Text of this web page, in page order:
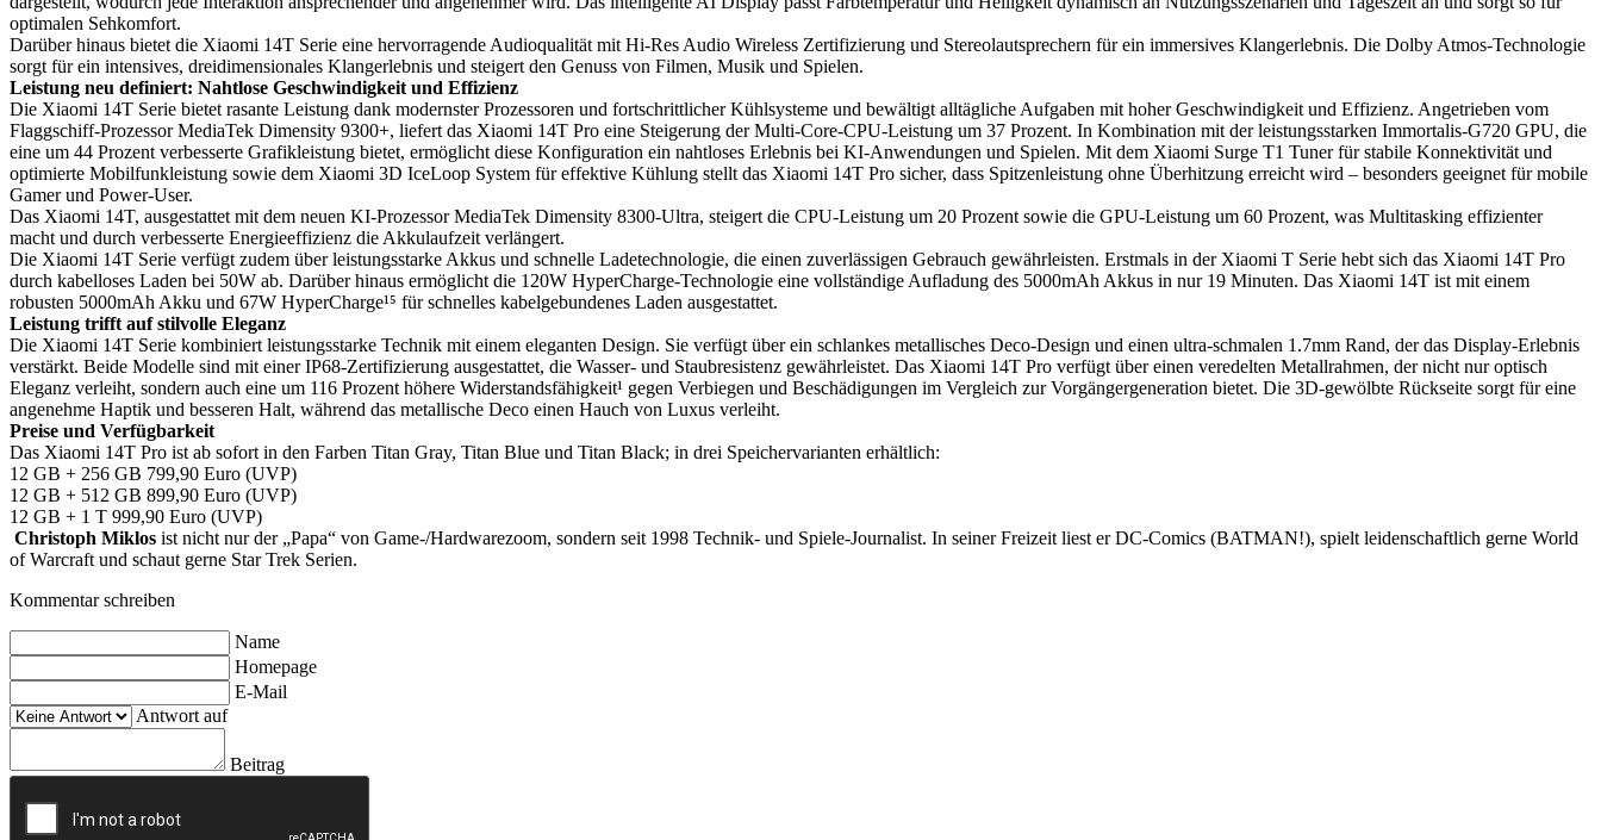
optimalen Sehkomfort.
Darüber hinaus bietet die Xiaomi 14T Serie eine hervorragende Audioqualität mit Hi-Res Audio Wireless Zertifizierung und Stereolautsprechern für ein immersives Klangerlebnis. Die Dolby Atmos-Technologie
sorgt für ein intensives, dreidimensionales Klangerlebnis und steigert den Genuss von Filmen, Musik und Spielen.
Leistung neu definiert: Nahtlose Geschwindigkeit und Effizienz
Die Xiaomi 14T Serie bietet rasante Leistung dank modernster Prozessoren und fortschrittlicher Kühlsysteme und bewältigt alltägliche Aufgaben mit hoher Geschwindigkeit und Effizienz. Angetrieben vom
Flaggschiff-Prozessor MediaTek Dimensity 9300+, liefert das Xiaomi 14T Pro eine Steigerung der Multi-Core-CPU-Leistung um 37 Prozent. In Kombination mit der leistungsstarken Immortalis-G720 GPU, die
eine um 44 Prozent verbesserte Grafikleistung bietet, ermöglicht diese Konfiguration ein nahtloses Erlebnis bei KI-Anwendungen und Spielen. Mit dem Xiaomi Surge T1 Tuner für stabile Konnektivität und
optimierte Mobilfunkleistung sowie dem Xiaomi 3D IceLoop System für effektive Kühlung stellt das Xiaomi 14T Pro sicher, dass Spitzenleistung ohne Überhitzung erreicht wird – besonders geeignet für mobile
Gamer und Power-User.
Das Xiaomi 14T, ausgestattet mit dem neuen KI-Prozessor MediaTek Dimensity 8300-Ultra, steigert die CPU-Leistung um 20 Prozent sowie die GPU-Leistung um 60 Prozent, was Multitasking effizienter
macht und durch verbesserte Energieeffizienz die Akkulaufzeit verlängert.
Die Xiaomi 14T Serie verfügt zudem über leistungsstarke Akkus und schnelle Ladetechnologie, die einen zuverlässigen Gebrauch gewährleisten. Erstmals in der Xiaomi T Serie hebt sich das Xiaomi 14T Pro
durch kabelloses Laden bei 50W ab. Darüber hinaus ermöglicht die 120W HyperCharge-Technologie eine vollständige Aufladung des 5000mAh Akkus in nur 19 Minuten. Das Xiaomi 14T ist mit einem
robusten 5000mAh Akku und 67W HyperCharge¹⁵ für schnelles kabelgebundenes Laden ausgestattet.
Leistung trifft auf stilvolle Eleganz
Die Xiaomi 14T Serie kombiniert leistungsstarke Technik mit einem eleganten Design. Sie verfügt über ein schlankes metallisches Deco-Design und einen ultra-schmalen 1.7mm Rand, der das Display-Erlebnis
verstärkt. Beide Modelle sind mit einer IP68-Zertifizierung ausgestattet, die Wasser- und Staubresistenz gewährleistet. Das Xiaomi 14T Pro verfügt über einen veredelten Metallrahmen, der nicht nur optisch
Eleganz verleiht, sondern auch eine um 116 Prozent höhere Widerstandsfähigkeit¹ gegen Verbiegen und Beschädigungen im Vergleich zur Vorgängergeneration bietet. Die 3D-gewölbte Rückseite sorgt für eine
angenehme Haptik und besseren Halt, während das metallische Deco einen Hauch von Luxus verleiht.
Preise und Verfügbarkeit
Das Xiaomi 14T Pro ist ab sofort in den Farben Titan Gray, Titan Blue und Titan Black; in drei Speichervarianten erhältlich:
12 GB + 256 GB 799,90 Euro (UVP)
12 GB + 512 GB 899,90 Euro (UVP)
12 GB + 1 T 999,90 Euro (UVP)
Christoph Miklos ist nicht nur der „Papa“ von Game-/Hardwarezoom, sondern seit 1998 Technik- und Spiele-Journalist. In seiner Freizeit liest er DC-Comics (BATMAN!), spielt leidenschaftlich gerne World
of Warcraft und schaut gerne Star Trek Serien.
Kommentar schreiben
Name
Homepage
E-Mail
Antwort auf
Beitrag